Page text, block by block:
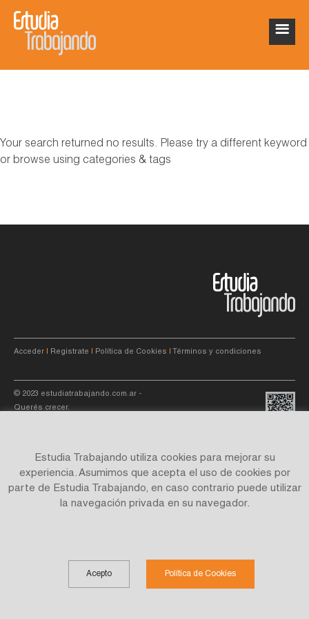
Your search returned no results. Please try a different keyword
or browse using categories & tags
Acceder Registrate Política de Cookies Términos y condiciones
© 2023 estudiatrabajando.com.ar -
Querés crecer.
Site by
Estudia Trabajando utiliza cookies para mejorar su
experiencia. Asumimos que acepta el uso de cookies por
parte de Estudia Trabajando, en caso contrario puede utilizar
la navegación privada en su navegador.
Acepto Política de Cookies